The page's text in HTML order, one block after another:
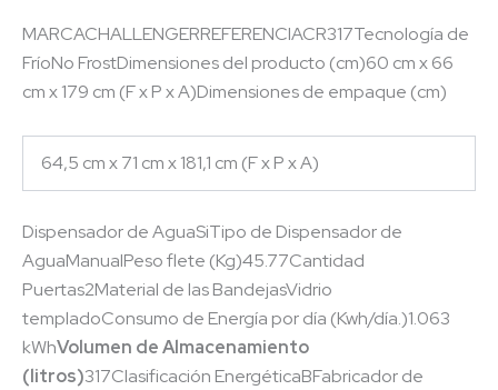
MARCACHALLENGERREFERENCIACR317Tecnología de
FríoNo FrostDimensiones del producto (cm)60 cm x 66
cm x 179 cm (F x P x A)Dimensiones de empaque (cm)
64,5 cm x 71 cm x 181,1 cm (F x P x A)
Dispensador de AguaSiTipo de Dispensador de
AguaManualPeso flete (Kg)45.77Cantidad
Puertas2Material de las BandejasVidrio
templadoConsumo de Energía por día (Kwh/día.)1.063
kWhVolumen de Almacenamiento
(litros)317Clasificación EnergéticaBFabricador de